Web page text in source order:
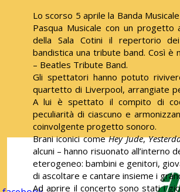
Lo scorso 5 aprile la Banda
Pasqua Musicale con un
della Sala Cotini il repertorio
bandistica una tribute band. Così è
– Beatles Tribute Band.
Gli spettatori hanno potuto
quartetto di Liverpool, arrangiate
A lui è spettato il compito di
peculiarità di ciascuno e
coinvolgente progetto sonoro.
Brani iconici comeHey Jude,
alcuni – hanno risuonato all’interno
eterogeneo: bambini e genitori,
di ascoltare e cantare insieme i
Ad aprire il concerto sono stati i